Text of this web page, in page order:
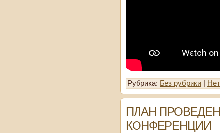
Рубрика: Без рубрики
ПЛАН
КОНФЕРЕНЦИИ